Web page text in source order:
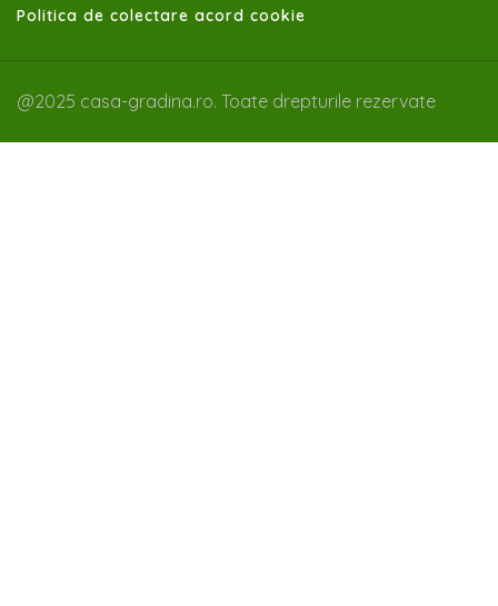
Politica de colectare acord cookie
@2025 casa-gradina.ro. Toate drepturile rezervate